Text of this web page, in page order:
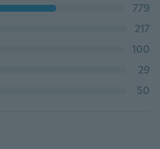
779
217
100
29
50